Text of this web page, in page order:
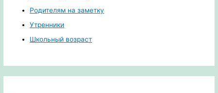
Родителям на заметку
Утренники
Школьный возраст